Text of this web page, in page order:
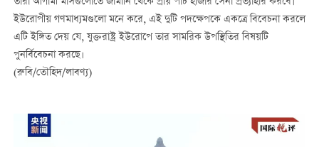
ইউরোপীয় গণমাধ্যমগুলো মনে করে, এই দুটি পদক্ষেপকে একত্রে বিবেচনা করলে
এটি ইঙ্গিত দেয় যে, যুক্তরাষ্ট্র ইউরোপে তার সামরিক উপস্থিতির বিষয়টি
পুনর্বিবেচনা করছে।
(রুবি/তৌহিদ/লাবণ্য)